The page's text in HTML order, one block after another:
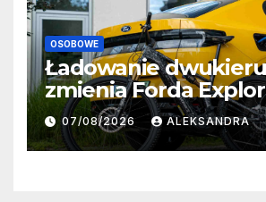
OSOBOWE
Ładowanie
zmienia Forda
Capri w gigantyczne
powerbanki
07/08/2026 ALEKSANDRA